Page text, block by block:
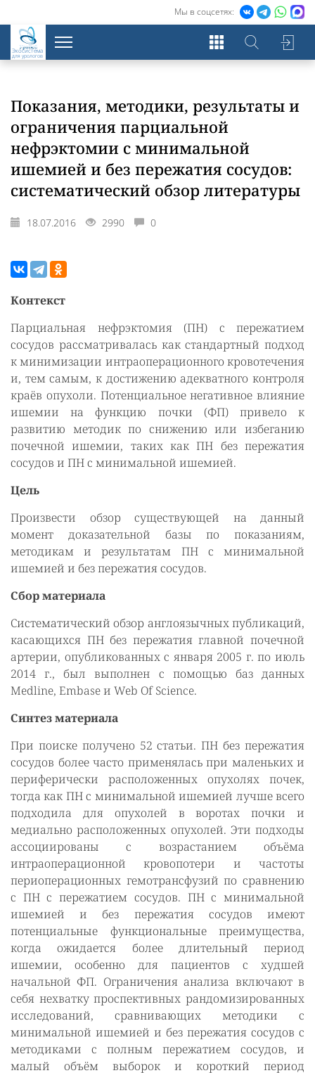
Мы в соцсетях:
Экосистема
для урологов
Показания, методики, результаты и
ограничения парциальной
нефрэктомии с минимальной
ишемией и без пережатия сосудов:
систематический обзор литературы
18.07.2016 2990 0
Контекст
Парциальная нефрэктомия (ПН) с пережатием
сосудов рассматривалась как стандартный подход
к минимизации интраоперационного кровотечения
и, тем самым, к достижению адекватного контроля
краёв опухоли. Потенциальное негативное влияние
ишемии на функцию почки (ФП) привело к
развитию методик по снижению или избеганию
почечной ишемии, таких как ПН без пережатия
сосудов и ПН с минимальной ишемией.
Цель
Произвести обзор существующей на данный
момент доказательной базы по показаниям,
методикам и результатам ПН с минимальной
ишемией и без пережатия сосудов.
Сбор материала
Систематический обзор англоязычных публикаций,
касающихся ПН без пережатия главной почечной
артерии, опубликованных с января 2005 г. по июль
2014 г., был выполнен с помощью баз данных
Medline, Embase и Web Of Science.
Синтез материала
При поиске получено 52 статьи. ПН без пережатия
сосудов более часто применялась при маленьких и
периферически расположенных опухолях почек,
тогда как ПН с минимальной ишемией лучше всего
подходила для опухолей в воротах почки и
медиально расположенных опухолей. Эти подходы
ассоциированы с возрастанием объёма
интраоперационной кровопотери и частоты
периоперационных гемотрансфузий по сравнению
с ПН с пережатием сосудов. ПН с минимальной
ишемией и без пережатия сосудов имеют
потенциальные функциональные преимущества,
когда ожидается более длительный период
ишемии, особенно для пациентов с худшей
начальной ФП. Ограничения анализа включают в
себя нехватку проспективных рандомизированных
исследований, сравнивающих методики с
минимальной ишемией и без пережатия сосудов с
методиками с полным пережатием сосудов, и
малый объём выборок и короткий период